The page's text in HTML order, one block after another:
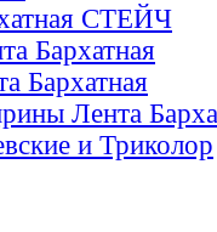
СТЕЙЧ
Бархатная
Бархатная
Лента
и Триколор